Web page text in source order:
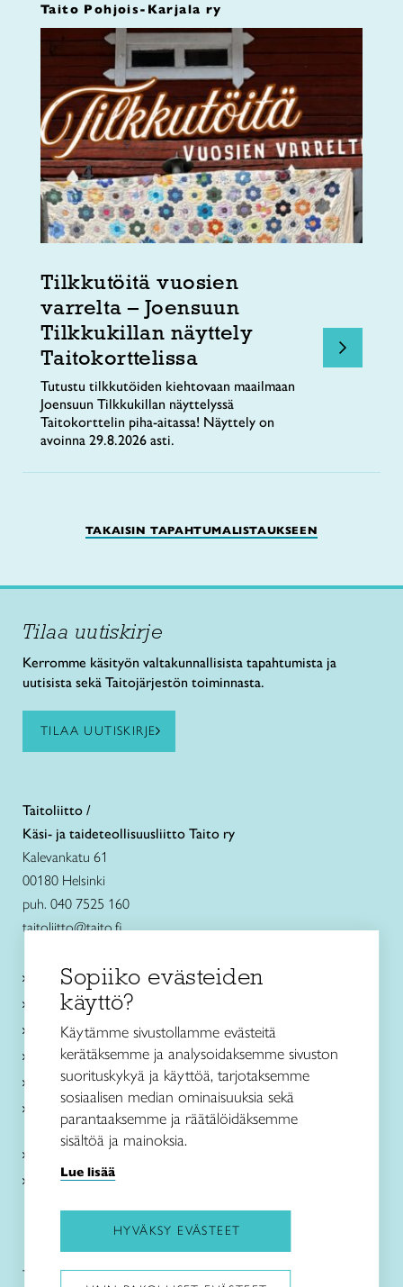
Taito Pohjois-Karjala ry
Tilkkutöitä vuosien
varrelta – Joensuun
Tilkkukillan näyttely
Taitokorttelissa
Tutustu tilkkutöiden kiehtovaan maailmaan
Joensuun Tilkkukillan näyttelyssä
Taitokorttelin piha-aitassa! Näyttely on
avoinna 29.8.2026 asti.
TAKAISIN TAPAHTUMALISTAUKSEEN
Tilaa uutiskirje
Kerromme käsityön valtakunnallisista tapahtumista ja
uutisista sekä Taitojärjestön toiminnasta.
TILAA UUTISKIRJE
Taitoliitto /
Käsi- ja taideteollisuusliitto Taito ry
Kalevankatu 61
00180 Helsinki
puh. 040 7525 160
taitoliitto@taito.fi
Käsityökurssit ja koulutus
Ajankohtaista
Käsityöohjeet
Me olemme Taito
Paikallinen toiminta
Verkkokaupat
Kirjaudu Arviin
Kirjaudu Taitocampukseen
Taitoliitto: Taito-lehti:
Sopiiko evästeiden
käyttö?
Käytämme sivustollamme evästeitä
kerätäksemme ja analysoidaksemme sivuston
suorituskykyä ja käyttöä, tarjotaksemme
sosiaalisen median ominaisuuksia sekä
parantaaksemme ja räätälöidäksemme
sisältöä ja mainoksia.
Lue lisää
HYVÄKSY EVÄSTEET